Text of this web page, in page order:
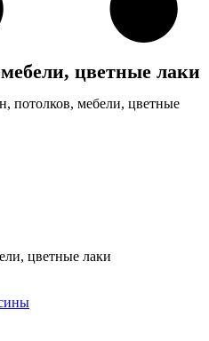
цветные лаки
потолков, мебели, цветные
цветные лаки